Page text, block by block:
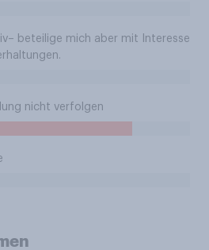
beteilige mich aber mit Interesse
nicht verfolgen